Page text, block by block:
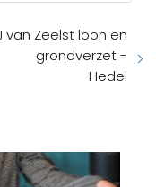
van Zeelst loon en
grondverzet -
Hedel